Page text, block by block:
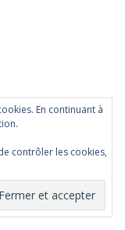
Critique & Analyse
En continuant à
contrôler les cookies,